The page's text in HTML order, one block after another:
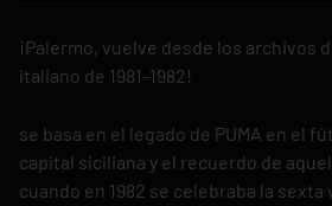
¡Palermo, vuelve desde los archivos
italiano de 1981-1982!
se basa en el legado de PUMA en el
capital siciliana y el recuerdo de
cuando en 1982 se celebraba la